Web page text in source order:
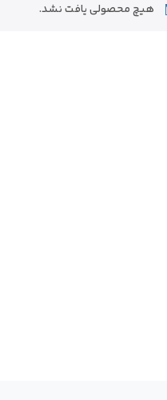
هیچ محصولی یافت نشد.